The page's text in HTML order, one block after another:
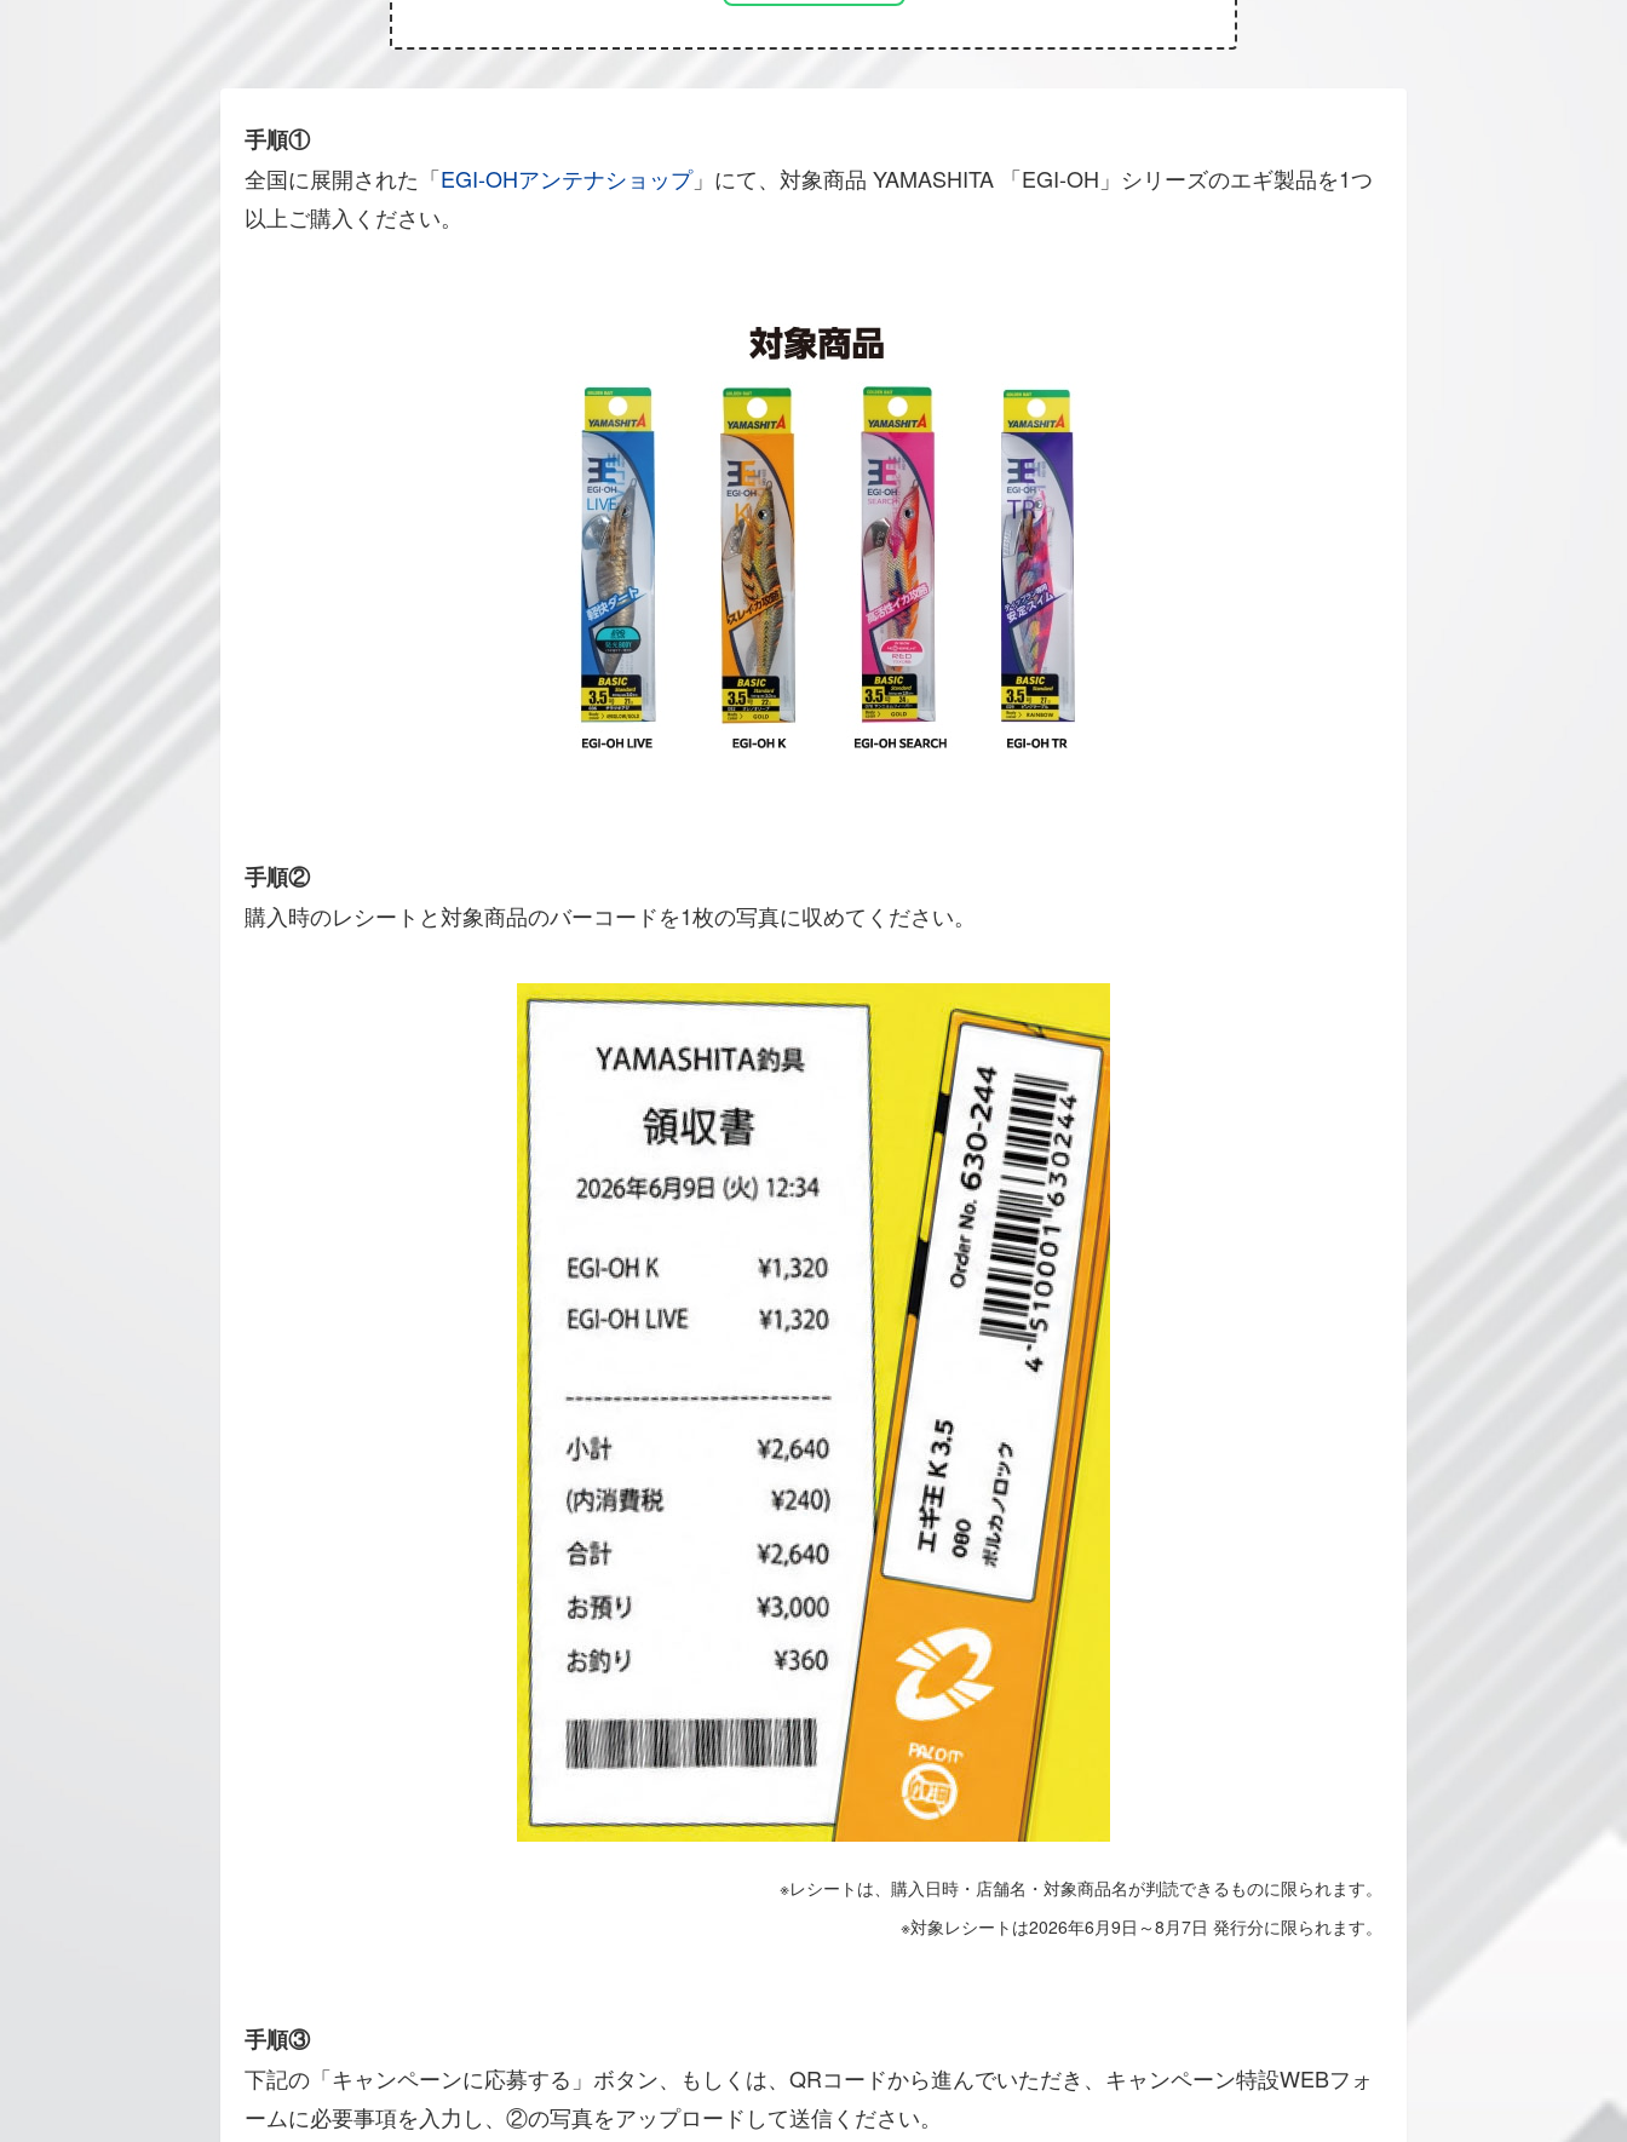
手順①
全国に展開された「EGI-OHアンテナショップ」にて、対象商品 YAMASHITA 「EGI-OH」シリーズのエギ製品を1つ
以上ご購入ください。
手順②
購入時のレシートと対象商品のバーコードを1枚の写真に収めてください。
※レシートは、購入日時・店舗名・対象商品名が判読できるものに限られます。
※対象レシートは2026年6月9日～8月7日 発行分に限られます。
手順③
下記の「キャンペーンに応募する」ボタン、もしくは、QRコードから進んでいただき、キャンペーン特設WEBフォ
ームに必要事項を入力し、②の写真をアップロードして送信ください。